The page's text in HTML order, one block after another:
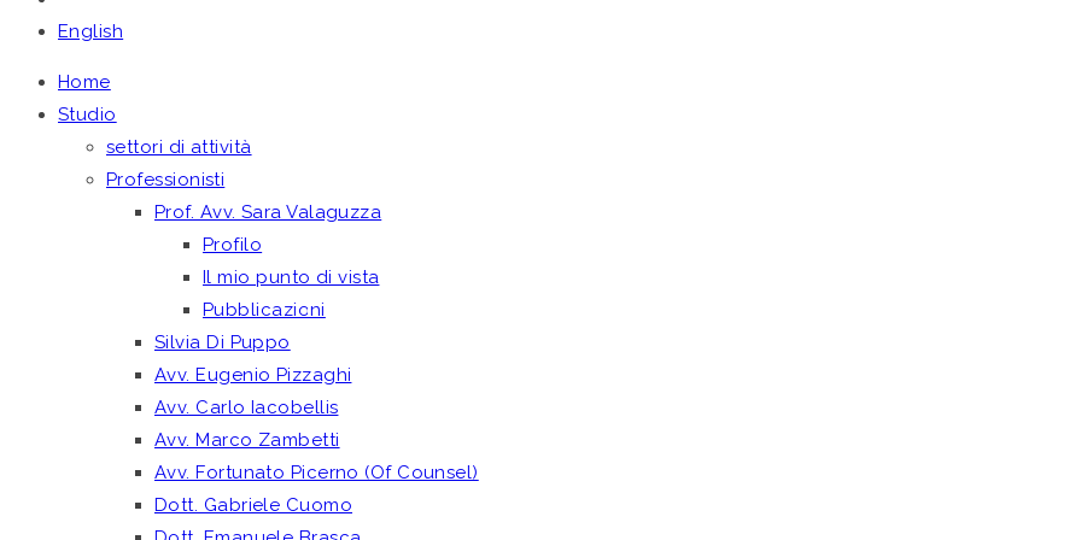
English
Home
Studio
settori di attività
Professionisti
Prof. Avv. Sara Valaguzza
Profilo
Il mio punto di vista
Pubblicazioni
Silvia Di Puppo
Avv. Eugenio Pizzaghi
Avv. Carlo Iacobellis
Avv. Marco Zambetti
Avv. Fortunato Picerno (Of Counsel)
Dott. Gabriele Cuomo